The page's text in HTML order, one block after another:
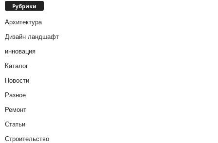
Рубрики
Архитектура
Дизайн ландшафт
инновация
Каталог
Новости
Разное
Ремонт
Статьи
Строительство